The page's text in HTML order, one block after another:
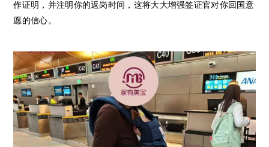
作证明，并注明你的返岗时间，这将大大增强签证官对你回国意
愿的信心。